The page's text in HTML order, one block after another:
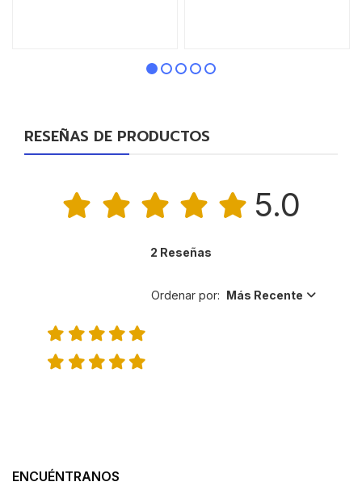
RESEÑAS DE PRODUCTOS
5.0
2 Reseñas
Ordenar por: Más Recente
ENCUÉNTRANOS